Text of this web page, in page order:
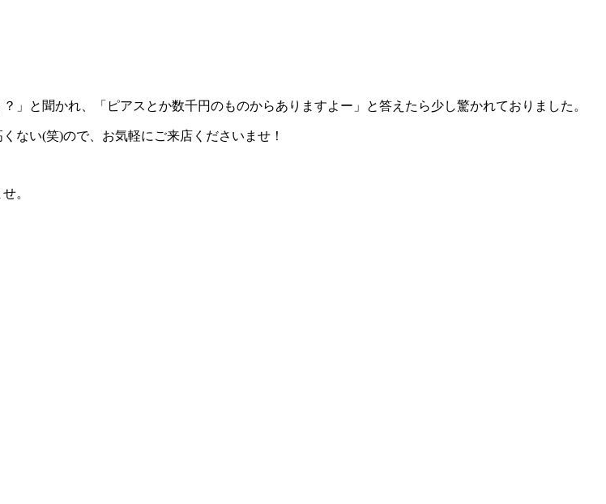
と聞かれ、「ピアスとか数千円のものからありますよー」と答えたら少し驚かれておりました。
ない(笑)ので、お気軽にご来店くださいませ！
。